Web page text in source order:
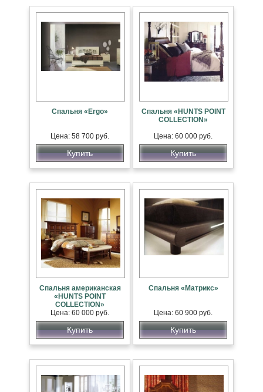
Спальня «Ergo»
Цена: 58 700 руб.
Купить
Спальня «HUNTS POINT
COLLECTION»
Цена: 60 000 руб.
Купить
Спальня американская
«HUNTS POINT
COLLECTION»
Цена: 60 000 руб.
Купить
Спальня «Матрикс»
Цена: 60 900 руб.
Купить